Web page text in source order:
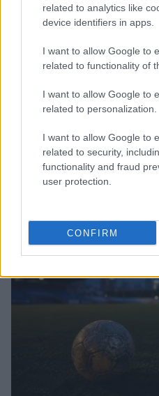
related to analytics like
device identifiers in apps.
I want to allow Google to
related to functionality of
I want to allow Google to
related to personalization.
I want to allow Google to
related to security,
functionality and fraud
user protection.
CONFIRM
Moussa Diaby all’Inter: le sfide
MERCATO E TRASFERIMENTI